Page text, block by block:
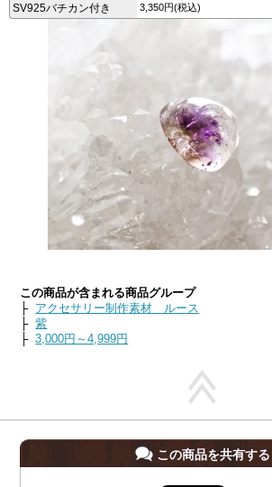
SV925バチカン付き 3,350円(税込)
この商品が含まれる商品グループ
├ アクセサリー制作素材 ルース
├紫
├3,000円～4,999円
この商品を共有する